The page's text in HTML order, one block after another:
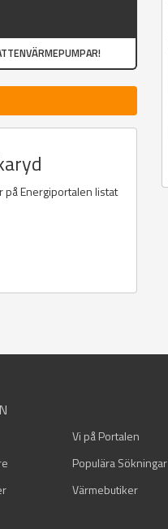
på Energiportalen listat
Vi på Portalen
Populära Sökningar
Värmebutiker